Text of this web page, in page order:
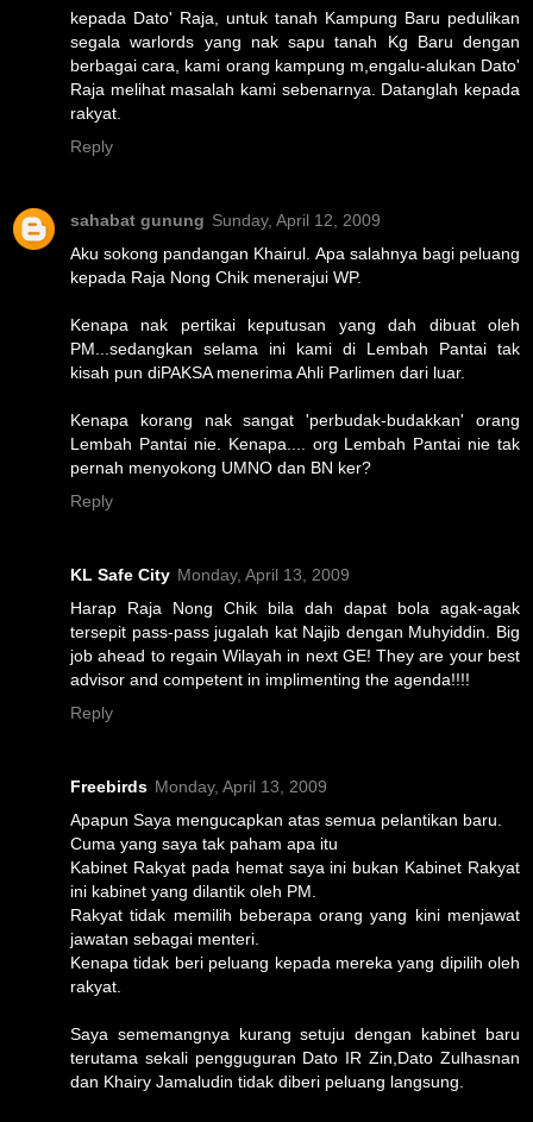
kepada Dato' Raja, untuk tanah Kampung Baru pedulikan
segala warlords yang nak sapu tanah Kg Baru dengan
berbagai cara, kami orang kampung m,engalu-alukan Dato'
Raja melihat masalah kami sebenarnya. Datanglah kepada
rakyat.
Reply
sahabat gunung Sunday, April 12, 2009
Aku sokong pandangan Khairul. Apa salahnya bagi peluang
kepada Raja Nong Chik menerajui WP.
Kenapa nak pertikai keputusan yang dah dibuat oleh
PM...sedangkan selama ini kami di Lembah Pantai tak
kisah pun diPAKSA menerima Ahli Parlimen dari luar.
Kenapa korang nak sangat 'perbudak-budakkan' orang
Lembah Pantai nie. Kenapa.... org Lembah Pantai nie tak
pernah menyokong UMNO dan BN ker?
Reply
KL Safe City Monday, April 13, 2009
Harap Raja Nong Chik bila dah dapat bola agak-agak
tersepit pass-pass jugalah kat Najib dengan Muhyiddin. Big
job ahead to regain Wilayah in next GE! They are your best
advisor and competent in implimenting the agenda!!!!
Reply
Freebirds Monday, April 13, 2009
Apapun Saya mengucapkan atas semua pelantikan baru.
Cuma yang saya tak paham apa itu
Kabinet Rakyat pada hemat saya ini bukan Kabinet Rakyat
ini kabinet yang dilantik oleh PM.
Rakyat tidak memilih beberapa orang yang kini menjawat
jawatan sebagai menteri.
Kenapa tidak beri peluang kepada mereka yang dipilih oleh
rakyat.
Saya sememangnya kurang setuju dengan kabinet baru
terutama sekali pengguguran Dato IR Zin,Dato Zulhasnan
dan Khairy Jamaludin tidak diberi peluang langsung.